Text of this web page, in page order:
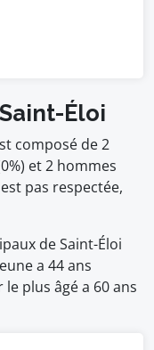
Éloi
composé de 2
et 2 hommes
pas respectée,
de Saint-Éloi
a 44 ans
plus âgé a 60 ans